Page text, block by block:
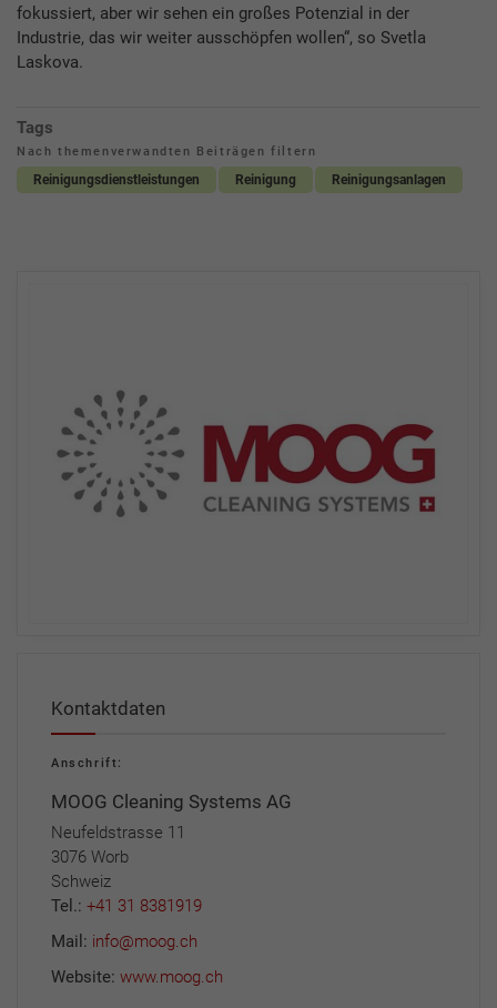
fokussiert, aber wir sehen ein großes Potenzial in der
Industrie, das wir weiter ausschöpfen wollen“, so Svetla
Laskova.
Tags
Nach themenverwandten Beiträgen filtern
Reinigungsdienstleistungen Reinigung Reinigungsanlagen
Kontaktdaten
Anschrift:
MOOG Cleaning Systems AG
Neufeldstrasse 11
3076 Worb
Schweiz
Tel.: +41 31 8381919
Mail: info@moog.ch
Website: www.moog.ch